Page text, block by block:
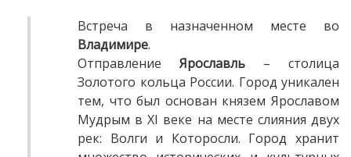
Встреча в назначенном месте во
Владимире.
Отправление Ярославль – столица
Золотого кольца России. Город уникален
тем, что был основан князем Ярославом
Мудрым в XI веке на месте слияния двух
рек: Волги и Которосли. Город хранит